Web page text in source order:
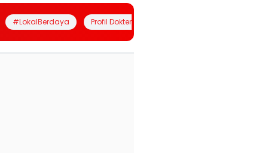
#LokalBerdaya Profil Dokter